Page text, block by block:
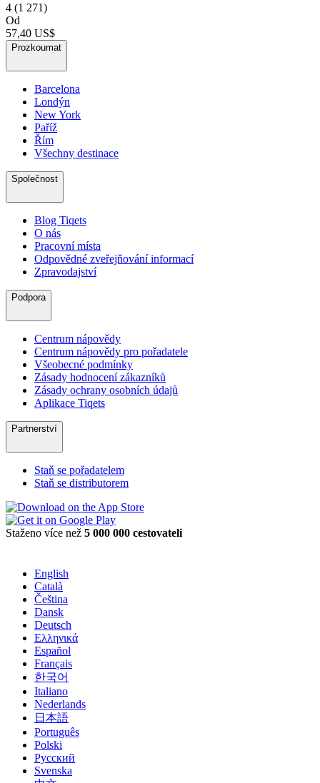
4 (1 271)
Od
57,40 US$
Prozkoumat
Barcelona
Londýn
New York
Paříž
Řím
Všechny destinace
Společnost
Blog Tiqets
O nás
Pracovní místa
Odpovědné zveřejňování informací
Zpravodajství
Podpora
Centrum nápovědy
Centrum nápovědy pro pořadatele
Všeobecné podmínky
Zásady hodnocení zákazníků
Zásady ochrany osobních údajů
Aplikace Tiqets
Partnerství
Staň se pořadatelem
Staň se distributorem
Staženo více než 5 000 000 cestovateli
English
Català
Čeština
Dansk
Deutsch
Ελληνικά
Español
Français
한국어
Italiano
Nederlands
日本語
Português
Polski
Русский
Svenska